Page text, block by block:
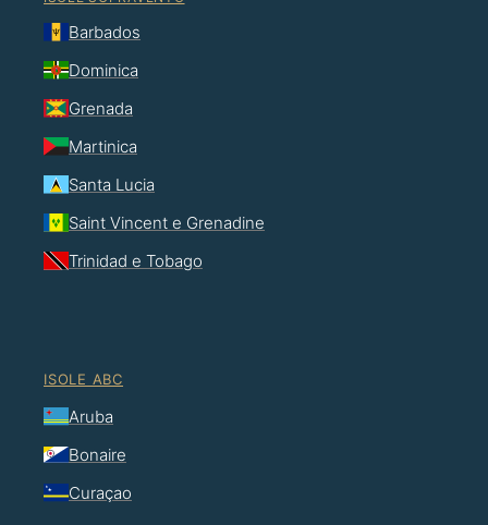
Barbados
Dominica
Grenada
Martinica
Santa Lucia
Saint Vincent e Grenadine
Trinidad e Tobago
ISOLE ABC
Aruba
Bonaire
Curaçao